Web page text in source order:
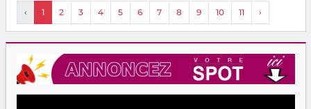
‹ 1 2 3 4 5 6 7 8 9 10 11 ›